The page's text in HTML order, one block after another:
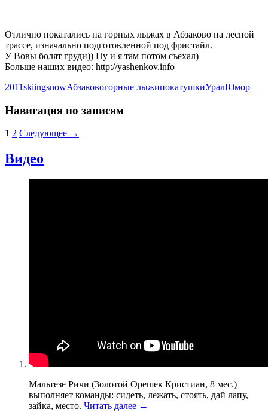
Отлично покатались на горных лыжах в Абзаково на лесной
трассе, изначально подготовленной под фристайл.
У Вовы болят груди)) Ну и я там потом съехал)
Больше наших видео: http://yashenkov.info
2011skiingsnowАбзаковогорные лыжипокатушкиУралЮмор
Навигация по записям
1 2 Следующее →
Видео
Мальтезе Ричи (Золотой Орешек Кристиан, 8 мес.)
выполняет команды: сидеть, лежать, стоять, дай лапу,
зайка, место. Читать далее →